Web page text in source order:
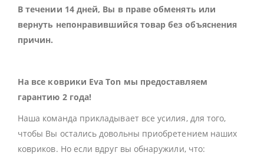
В течении 14 дней, Вы в праве обменять или
вернуть непонравившийся товар без объяснения
причин.
На все коврики Eva Ton мы предоставляем
гарантию 2 года!
Наша команда прикладывает все усилия, для того,
чтобы Вы остались довольны приобретением наших
ковриков. Но если вдруг вы обнаружили, что: